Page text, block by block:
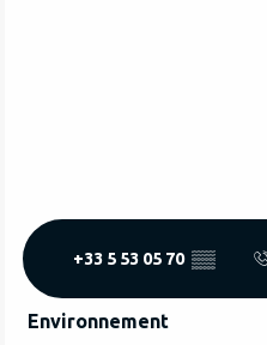
+33 5 53 05 70 ▒▒
Environnement
Environnement